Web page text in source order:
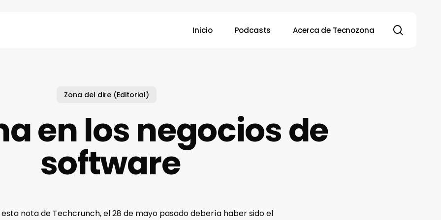
Inicio Podcasts Acerca de Tecnozona
Zona del dire (Editorial)
en los negocios de
software
nota de Techcrunch, el 28 de mayo pasado debería haber sido el